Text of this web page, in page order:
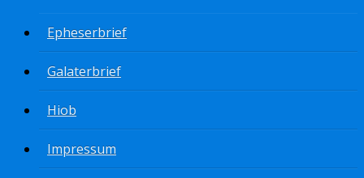
Epheserbrief
Galaterbrief
Hiob
Impressum